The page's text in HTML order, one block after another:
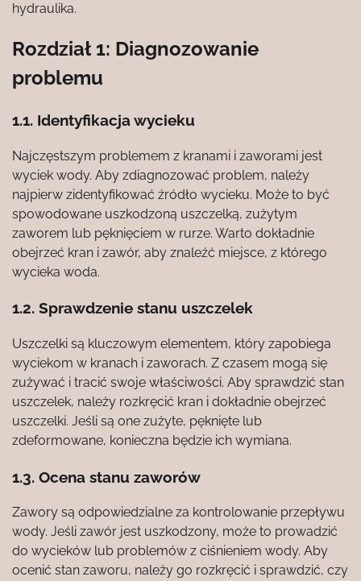
hydraulika.
Rozdział 1: Diagnozowanie
problemu
1.1. Identyfikacja wycieku
Najczęstszym problemem z kranami i zaworami jest
wyciek wody. Aby zdiagnozować problem, należy
najpierw zidentyfikować źródło wycieku. Może to być
spowodowane uszkodzoną uszczelką, zużytym
zaworem lub pęknięciem w rurze. Warto dokładnie
obejrzeć kran i zawór, aby znaleźć miejsce, z którego
wycieka woda.
1.2. Sprawdzenie stanu uszczelek
Uszczelki są kluczowym elementem, który zapobiega
wyciekom w kranach i zaworach. Z czasem mogą się
zużywać i tracić swoje właściwości. Aby sprawdzić stan
uszczelek, należy rozkręcić kran i dokładnie obejrzeć
uszczelki. Jeśli są one zużyte, pęknięte lub
zdeformowane, konieczna będzie ich wymiana.
1.3. Ocena stanu zaworów
Zawory są odpowiedzialne za kontrolowanie przepływu
wody. Jeśli zawór jest uszkodzony, może to prowadzić
do wycieków lub problemów z ciśnieniem wody. Aby
ocenić stan zaworu, należy go rozkręcić i sprawdzić, czy